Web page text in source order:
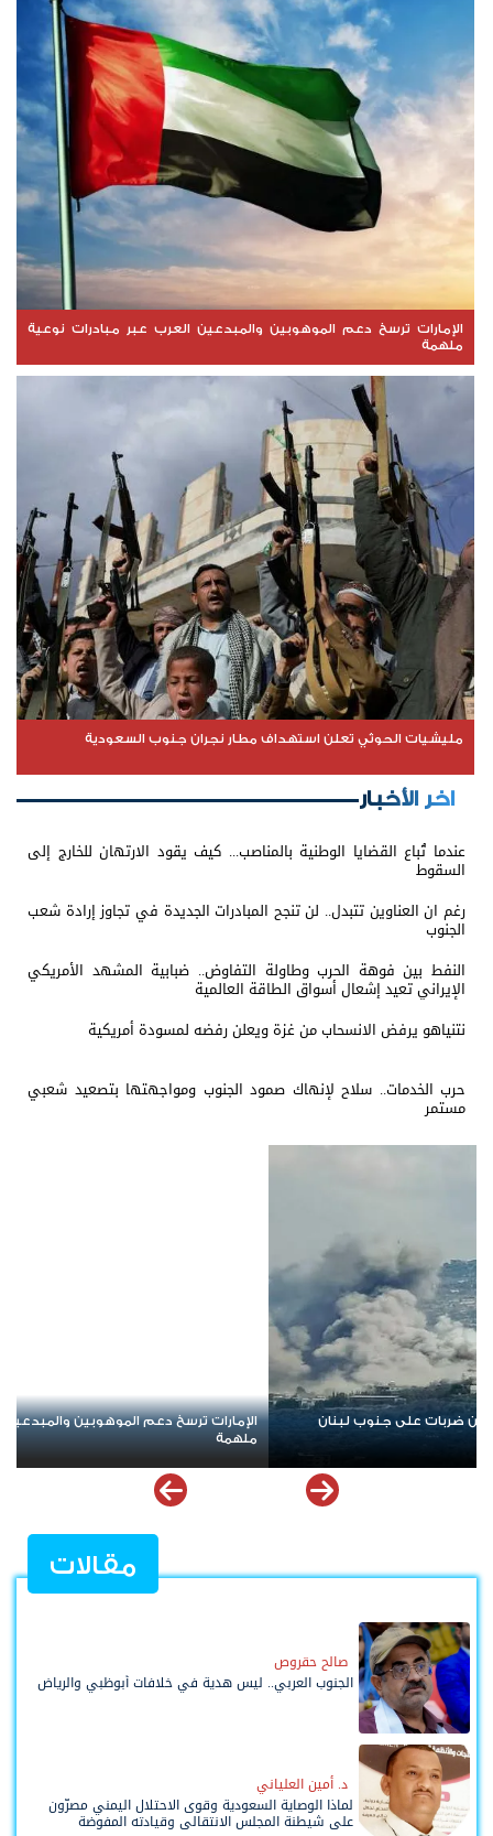
الإمارات ترسخ دعم الموهوبين والمبدعين العرب عبر مبادرات نوعية
ملهمة
مليشيات الحوثي تعلن استهداف مطار نجران جنوب السعودية
اخر الأخبار
عندما تُباع القضايا الوطنية بالمناصب... كيف يقود الارتهان للخارج إلى
السقوط
رغم ان العناوين تتبدل.. لن تنجح المبادرات الجديدة في تجاوز إرادة شعب
الجنوب
النفط بين فوهة الحرب وطاولة التفاوض.. ضبابية المشهد الأمريكي
الإيراني تعيد إشعال أسواق الطاقة العالمية
نتنياهو يرفض الانسحاب من غزة ويعلن رفضه لمسودة أمريكية
حرب الخدمات.. سلاح لإنهاك صمود الجنوب ومواجهتها بتصعيد شعبي
مستمر
والمبدعين العرب عبر مبادرات نوعية مليشيات الحوثي تعلن
مقالات
صالح حقروص
الجنوب العربي.. ليس هدية في خلافات أبوظبي والرياض
د. أمين العلياني
لماذا الوصاية السعودية وقوى الاحتلال اليمني مصرّون
على شيطنة المجلس الانتقالي وقيادته المفوضة